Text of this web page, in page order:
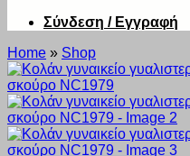
Σύνδεση / Εγγραφή
Home » Shop